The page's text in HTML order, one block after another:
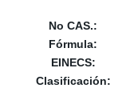
No CAS.:
Fórmula:
EINECS:
Clasificación: